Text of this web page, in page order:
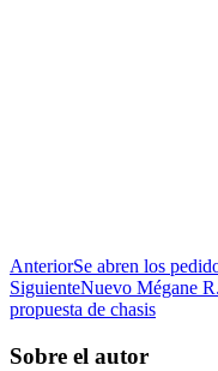
AnteriorSe abren los
SiguienteNuevo Mégane
propuesta de chasis
Sobre el autor